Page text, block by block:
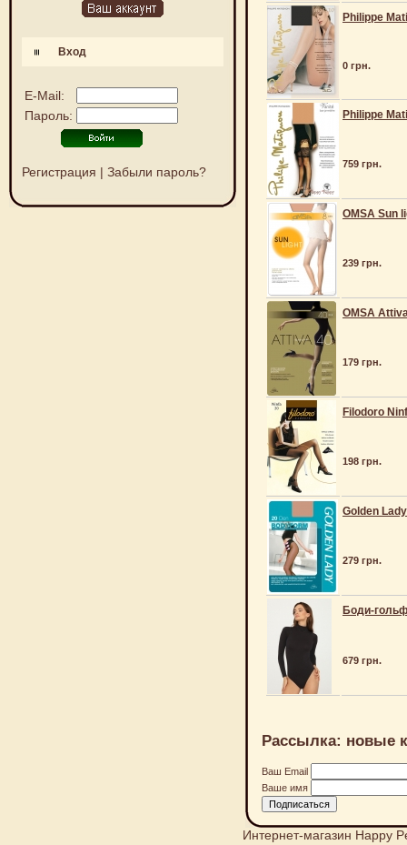
Вход
E-Mail:
Пароль:
Регистрация | Забыли пароль?
Philippe
0 грн.
Philippe
759 грн.
OMSA Sun
239 грн.
OMSA
179 грн.
Filodoro
198 грн.
Golden
279 грн.
Боди-
679 грн.
Рассылка: новые
Ваш Email
Ваше имя
Интернет-магазин Happy